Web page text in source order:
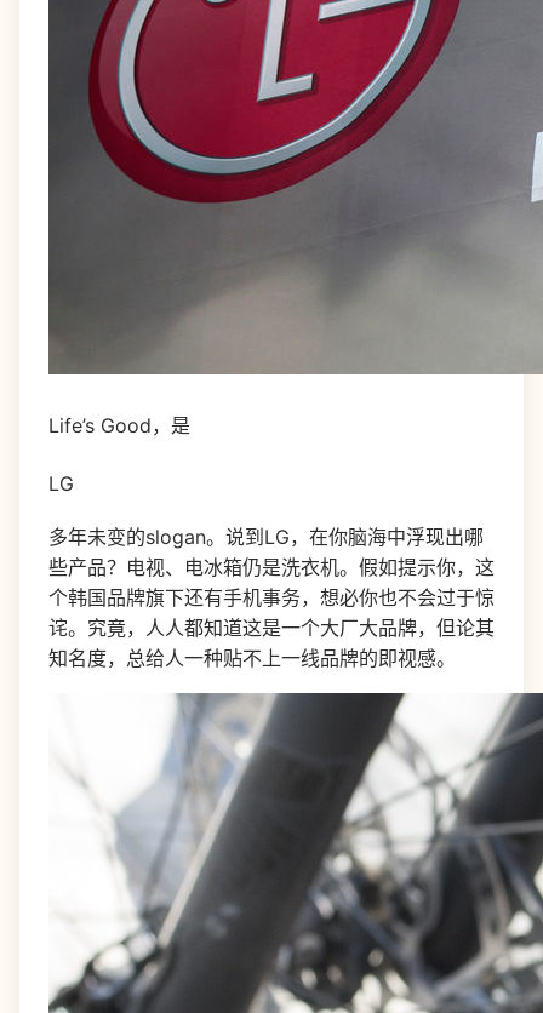
Life’s Good，是
LG
多年未变的slogan。说到LG，在你脑海中浮现出哪
些产品？电视、电冰箱仍是洗衣机。假如提示你，这
个韩国品牌旗下还有手机事务，想必你也不会过于惊
诧。究竟，人人都知道这是一个大厂大品牌，但论其
知名度，总给人一种贴不上一线品牌的即视感。